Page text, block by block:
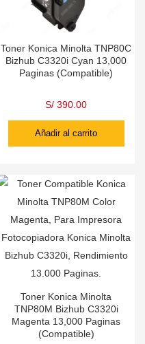
Toner Konica Minolta TNP80C
Bizhub C3320i Cyan 13,000
Paginas (Compatible)
S/ 390.00
Añadir al carrito
Toner Konica Minolta
TNP80M Bizhub C3320i
Magenta 13,000 Paginas
(Compatible)